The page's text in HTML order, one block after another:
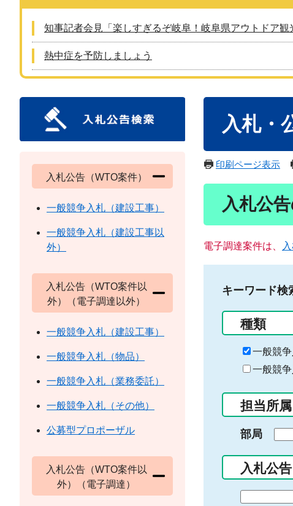
知事記者会見「楽しすぎるぞ岐阜！岐阜県アウトドア
熱中症を予防しましょう
入札・
印刷ページ表示
入札公
電子調達案件は、
キーワード検
種類
一般競争
一般競争
担当所属
部局
入札公告
入札公告（WTO案件）
一般競争入札（建設工事）
一般競争入札（建設工事以
外）
入札公告（WTO案件以
外）（電子調達以外）
一般競争入札（建設工事）
一般競争入札（物品）
一般競争入札（業務委託）
一般競争入札（その他）
公募型プロポーザル
入札公告（WTO案件以
外）（電子調達）